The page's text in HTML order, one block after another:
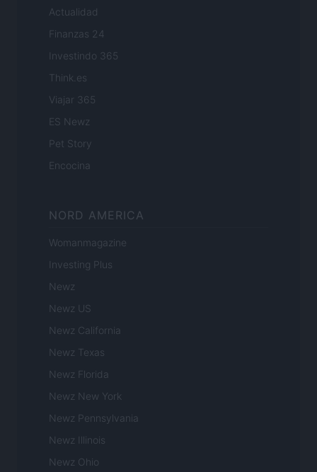
Actualidad
Finanzas 24
Investindo 365
Think.es
Viajar 365
ES Newz
Pet Story
Encocina
NORD AMERICA
Womanmagazine
Investing Plus
Newz
Newz US
Newz California
Newz Texas
Newz Florida
Newz New York
Newz Pennsylvania
Newz Illinois
Newz Ohio